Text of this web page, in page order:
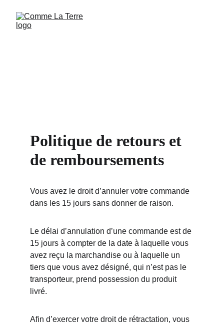
Politique de retours et
de remboursements
Vous avez le droit d’annuler votre commande
dans les 15 jours sans donner de raison.
Le délai d’annulation d’une commande est de
15 jours à compter de la date à laquelle vous
avez reçu la marchandise ou à laquelle un
tiers que vous avez désigné, qui n’est pas le
transporteur, prend possession du produit
livré.
Afin d’exercer votre droit de rétractation, vous